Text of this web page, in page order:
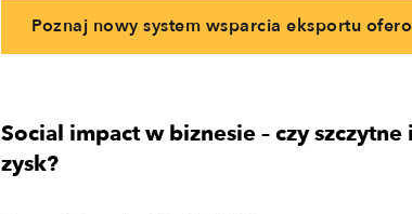
Poznaj nowy system wsparcia eksportu
Social impact w biznesie – czy
zysk?